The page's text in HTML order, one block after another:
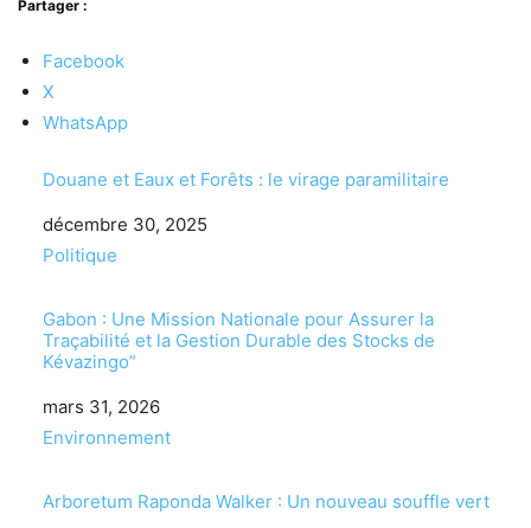
Partager :
Facebook
X
WhatsApp
Douane et Eaux et Forêts : le virage paramilitaire
Date
décembre 30, 2025
Par rapport à
Politique
Gabon : Une Mission Nationale pour Assurer la
Traçabilité et la Gestion Durable des Stocks de
Kévazingo”
Date
mars 31, 2026
Par rapport à
Environnement
Arboretum Raponda Walker : Un nouveau souffle vert